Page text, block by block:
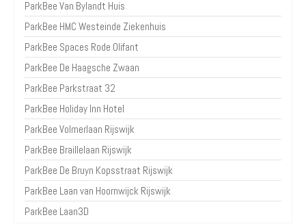
ParkBee Van Bylandt Huis
ParkBee HMC Westeinde Ziekenhuis
ParkBee Spaces Rode Olifant
ParkBee De Haagsche Zwaan
ParkBee Parkstraat 32
ParkBee Holiday Inn Hotel
ParkBee Volmerlaan Rijswijk
ParkBee Braillelaan Rijswijk
ParkBee De Bruyn Kopsstraat Rijswijk
ParkBee Laan van Hoornwijck Rijswijk
ParkBee Laan3D